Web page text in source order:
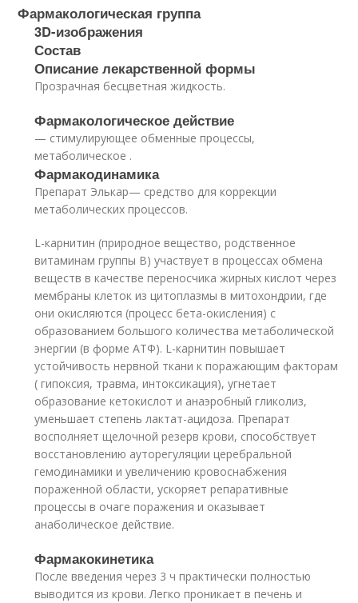
Фармакологическая группа
3D-изображения
Состав
Описание лекарственной формы
Прозрачная бесцветная жидкость.
Фармакологическое действие
— стимулирующее обменные процессы,
метаболическое .
Фармакодинамика
Препарат Элькар— средство для коррекции
метаболических процессов.
L-карнитин (природное вещество, родственное
витаминам группы B) участвует в процессах обмена
веществ в качестве переносчика жирных кислот через
мембраны клеток из цитоплазмы в митохондрии, где
они окисляются (процесс бета-окисления) с
образованием большого количества метаболической
энергии (в форме АТФ). L-карнитин повышает
устойчивость нервной ткани к поражающим факторам
( гипоксия, травма, интоксикация), угнетает
образование кетокислот и анаэробный гликолиз,
уменьшает степень лактат-ацидоза. Препарат
восполняет щелочной резерв крови, способствует
восстановлению ауторегуляции церебральной
гемодинамики и увеличению кровоснабжения
пораженной области, ускоряет репаративные
процессы в очаге поражения и оказывает
анаболическое действие.
Фармакокинетика
После введения через 3 ч практически полностью
выводится из крови. Легко проникает в печень и